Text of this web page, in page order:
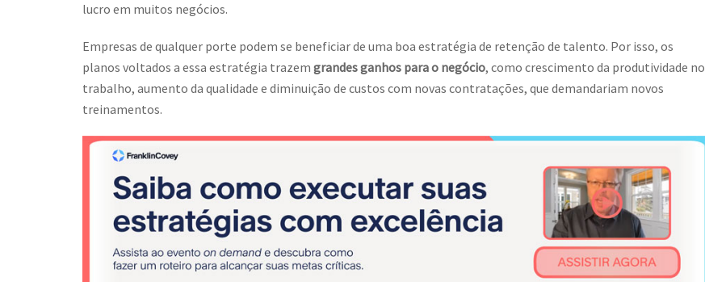
lucro em muitos negócios.
Empresas de qualquer porte podem se beneficiar de uma boa estratégia de retenção de talento. Por isso, os
planos voltados a essa estratégia trazem grandes ganhos para o negócio, como crescimento da produtividade no
trabalho, aumento da qualidade e diminuição de custos com novas contratações, que demandariam novos
treinamentos.